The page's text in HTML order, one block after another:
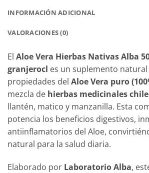
INFORMACIÓN ADICIONAL
VALORACIONES (0)
El Aloe Vera Hierbas Nativas Alba
granjerocl es un suplemento
propiedades del Aloe Vera puro
mezcla de hierbas medicinales
llantén, matico y manzanilla. Esta
potencia los beneficios digestivos,
antiinflamatorios del Aloe,
natural para la salud diaria.
Elaborado por Laboratorio Alba,